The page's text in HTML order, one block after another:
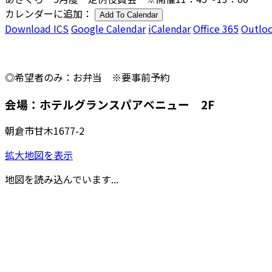
カレンダーに追加：
Add To Calendar
Download ICSGoogle Calendar iCalendarOffice 365
◎希望者のみ：お弁当 ※要事前予約
会場：ホテルグランスパアベニュー 2F
朝倉市甘木1677-2
拡大地図を表示
地図を読み込んでいます...